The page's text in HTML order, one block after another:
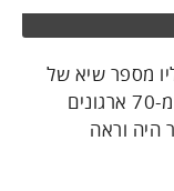
מספר שיא של
כ-12 אלף איש, מהם כ-100 משתתפים מ-70 ארגונים
היה וראה